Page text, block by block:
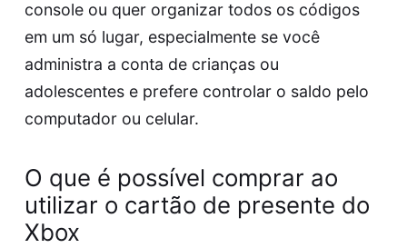
console ou quer organizar todos os códigos
em um só lugar, especialmente se você
administra a conta de crianças ou
adolescentes e prefere controlar o saldo pelo
computador ou celular.
O que é possível comprar ao
utilizar o cartão de presente do
Xbox